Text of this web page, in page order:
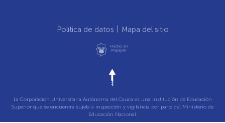
Política de datos Mapa del sitio
Hecho en
Popayán
La Corporación Universitaria Autónoma del Cauca es una Institución de Educación
Superior que se encuentra sujeta a inspección y vigilancia por parte del Ministerio de
Educación Nacional.